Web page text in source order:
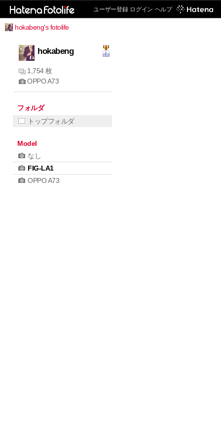
ユーザー登録 ログイン ヘルプ
hokabeng's fotolife
hokabeng
1,754 枚
OPPO A73
フォルダ
トップフォルダ
Model
なし
FIG-LA1
OPPO A73